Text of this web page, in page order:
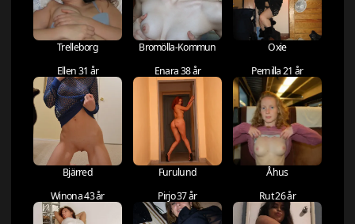
Trelleborg Bromölla-Kommun
Oxie
Ellen 31 år
Bjärred
Enara 38 år
Furulund
Pernilla 21 år
Åhus
Winona 43 år
Pirjo 37 år Rut 26 år